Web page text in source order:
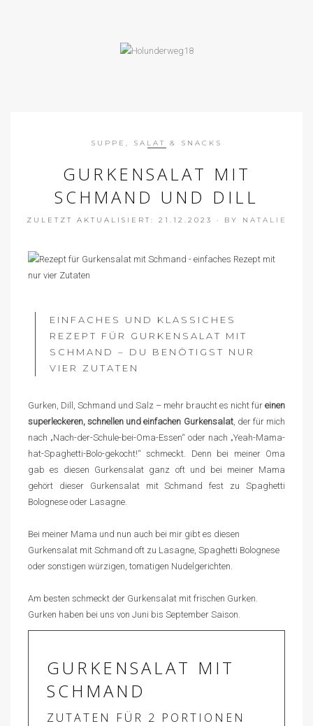
SUPPE, SALAT & SNACKS
GURKENSALAT MIT
SCHMAND UND DILL
ZULETZT AKTUALISIERT: 21.12.2023 · BY NATALIE
EINFACHES UND KLASSICHES
REZEPT FÜR GURKENSALAT MIT
SCHMAND – DU BENÖTIGST NUR
VIER ZUTATEN
Gurken, Dill, Schmand und Salz – mehr braucht es nicht für einen
superleckeren, schnellen und einfachen Gurkensalat, der für mich
nach „Nach-der-Schule-bei-Oma-Essen“ oder nach „Yeah-Mama-
hat-Spaghetti-Bolo-gekocht!“ schmeckt. Denn bei meiner Oma
gab es diesen Gurkensalat ganz oft und bei meiner Mama
gehört dieser Gurkensalat mit Schmand fest zu Spaghetti
Bolognese oder Lasagne.
Bei meiner Mama und nun auch bei mir gibt es diesen
Gurkensalat mit Schmand oft zu Lasagne, Spaghetti Bolognese
oder sonstigen würzigen, tomatigen Nudelgerichten.
Am besten schmeckt der Gurkensalat mit frischen Gurken.
Gurken haben bei uns von Juni bis September Saison.
GURKENSALAT MIT
SCHMAND
ZUTATEN FÜR 2 PORTIONEN